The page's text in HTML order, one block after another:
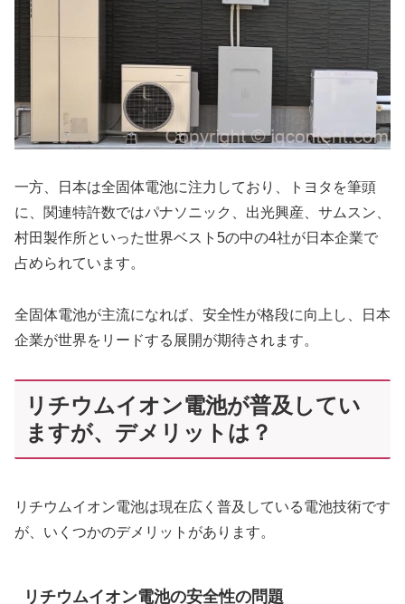
一方、日本は全固体電池に注力しており、トヨタを筆頭
に、関連特許数ではパナソニック、出光興産、サムスン、
村田製作所といった世界ベスト5の中の4社が日本企業で
占められています。
全固体電池が主流になれば、安全性が格段に向上し、日本
企業が世界をリードする展開が期待されます。
リチウムイオン電池が普及してい
ますが、デメリットは？
リチウムイオン電池は現在広く普及している電池技術です
が、いくつかのデメリットがあります。
リチウムイオン電池の安全性の問題